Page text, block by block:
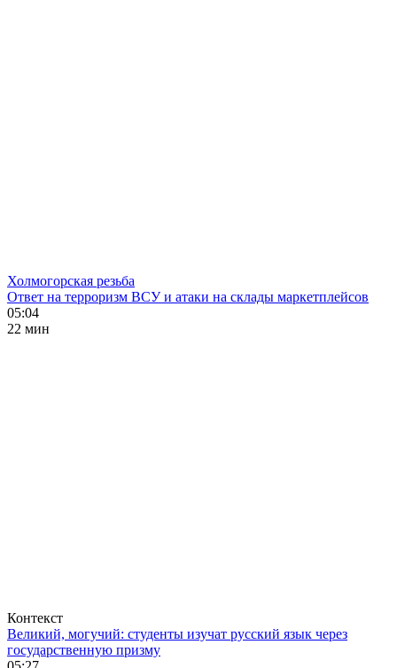
Холмогорская резьба
Ответ на терроризм ВСУ и атаки на склады маркетплейсов
05:04
22 мин
Контекст
Великий, могучий: студенты изучат русский язык через
государственную призму